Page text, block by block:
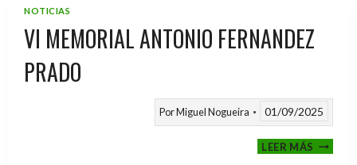
NOTICIAS
VI MEMORIAL ANTONIO FERNANDEZ
PRADO
PorMiguel Nogueira 01/09/2025
LEER MÁSVI